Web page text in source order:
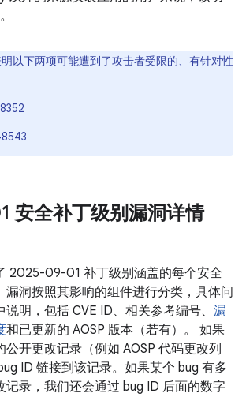
明以下两项可能遭到了攻击者受限的、有针对性
安全补丁级别漏洞详情
2025-09-01 补丁级别涵盖的每个安全
漏洞按照其影响的组件进行分类，具体问
明，包括 CVE ID、相关参考编号、 漏
和已更新的 AOSP 版本（若有）。 如果
开更改记录（例如 AOSP 代码更改列
ID 链接到该记录。如果某个 bug 有多
记录，我们还会通过 bug ID 后面的数字